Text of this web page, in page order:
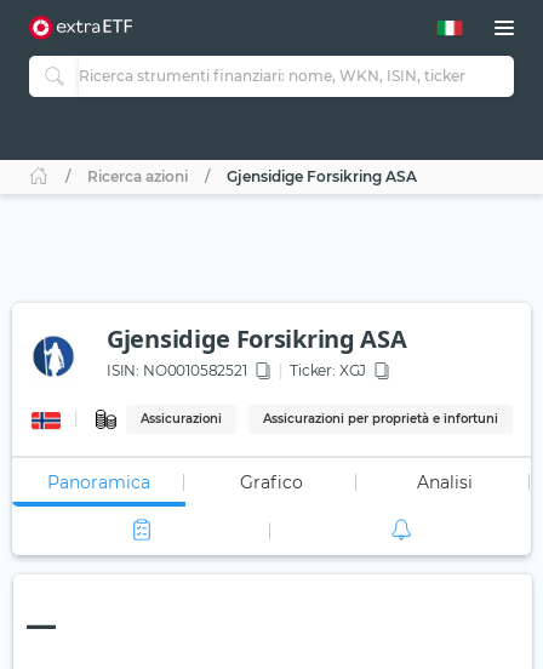
Ricerca azioni Gjensidige Forsikring ASA
Gjensidige Forsikring ASA
ISIN: NO0010582521 Ticker: XGJ
Assicurazioni Assicurazioni per proprietà e infortuni
Panoramica Grafico Analisi
—